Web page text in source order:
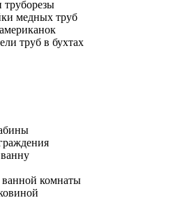
медных труб
труб в бухтах
комнаты